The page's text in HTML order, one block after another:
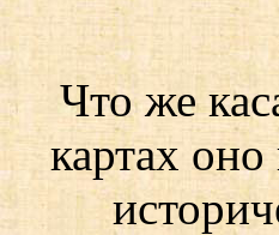
Что же
картах